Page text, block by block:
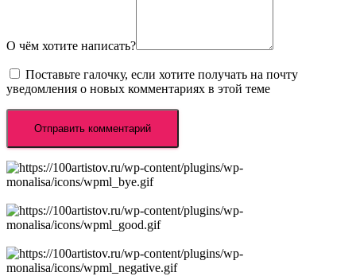
О чём хотите написать?
Поставьте галочку, если хотите получать на почту
уведомления о новых комментариях в этой теме